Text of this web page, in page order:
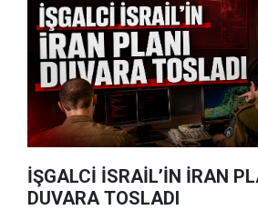
İŞGALCİ İSRAİL’İN İRAN
DUVARA TOSLADI